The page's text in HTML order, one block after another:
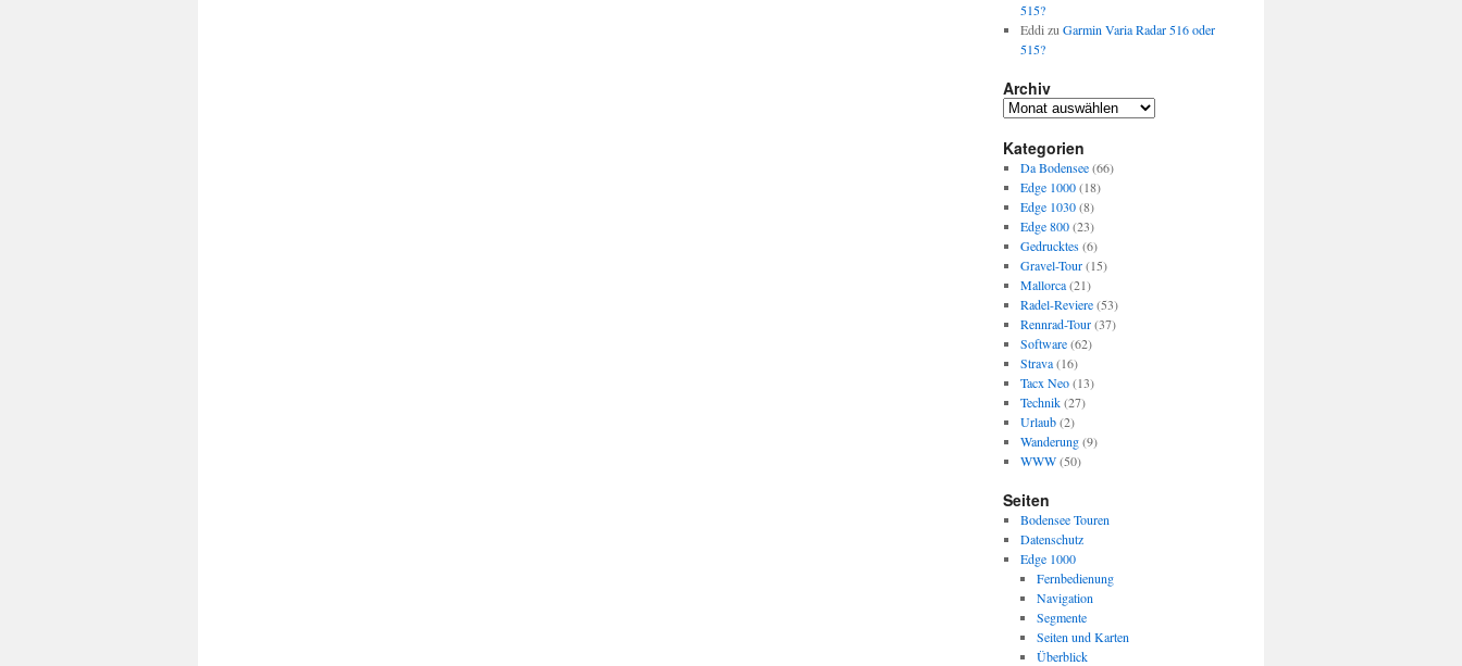
515?
Eddi zu Garmin Varia Radar 516 oder
515?
Archiv
Archiv
Kategorien
Da Bodensee(66)
Edge 1000(18)
Edge 1030(8)
Edge 800(23)
Gedrucktes(6)
Gravel-Tour(15)
Mallorca(21)
Radel-Reviere(53)
Rennrad-Tour(37)
Software(62)
Strava(16)
Tacx Neo(13)
Technik(27)
Urlaub(2)
Wanderung(9)
WWW(50)
Seiten
Bodensee Touren
Datenschutz
Edge 1000
Fernbedienung
Navigation
Segmente
Seiten und Karten
Überblick